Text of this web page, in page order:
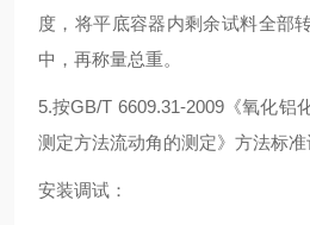
度，将平底容器内剩余试料全部
中，再称量总重。
5.按GB/T 6609.31-2009《氧化铝
测定方法流动角的测定》方法标准
安装调试：